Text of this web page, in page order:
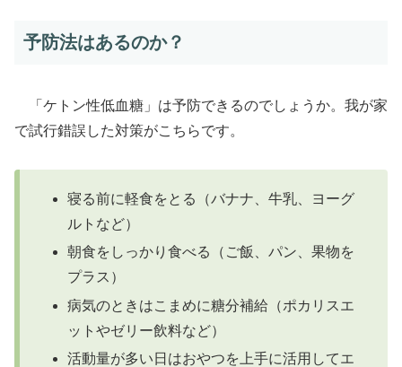
予防法はあるのか？
「ケトン性低血糖」は予防できるのでしょうか。我が家
で試行錯誤した対策がこちらです。
寝る前に軽食をとる（バナナ、牛乳、ヨーグ
ルトなど）
朝食をしっかり食べる（ご飯、パン、果物を
プラス）
病気のときはこまめに糖分補給（ポカリスエ
ットやゼリー飲料など）
活動量が多い日はおやつを上手に活用してエ